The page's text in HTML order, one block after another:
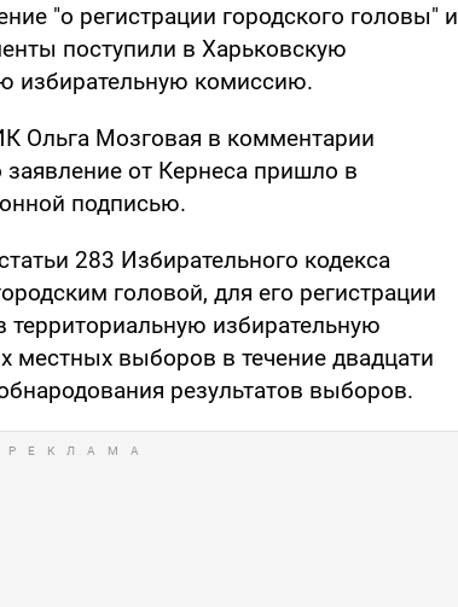
"о регистрации городского головы" и
поступили в Харьковскую
избирательную комиссию.
Ольга Мозговая в комментарии
заявление от Кернеса пришло в
подписью.
283 Избирательного кодекса
головой, для его регистрации
территориальную избирательную
местных выборов в течение двадцати
результатов выборов.